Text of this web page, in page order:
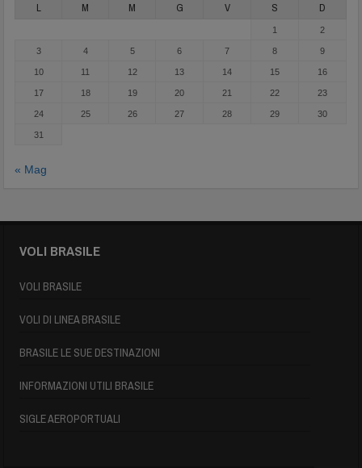
L M M G V S D
1 2
3 4 5 6 7 8 9
10 11 12 13 14 15 16
17 18 19 20 21 22 23
24 25 26 27 28 29 30
31
« Mag
VOLI BRASILE
VOLI BRASILE
VOLI DI LINEA BRASILE
BRASILE LE SUE DESTINAZIONI
INFORMAZIONI UTILI BRASILE
SIGLE AEROPORTUALI